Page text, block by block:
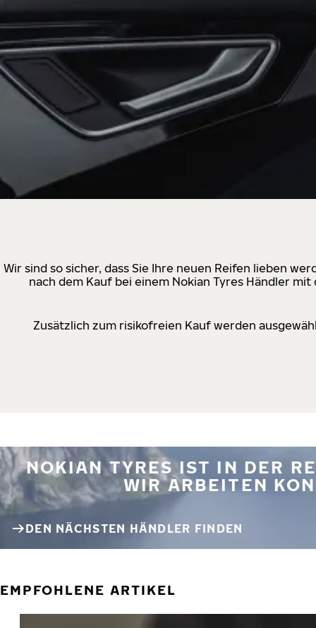
Wir sind so sicher, dass Sie Ihre neuen Reifen lieben
nach dem Kauf bei einem Nokian Tyres Händler
Zusätzlich zum risikofreien Kauf werden
NOKIAN TYRES IST IN DER
WIR ARBEITEN
DEN NÄCHSTEN HÄNDLER FINDEN
EMPFOHLENE ARTIKEL